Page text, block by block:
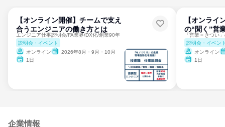
【オンライン開催】チームで支え
合うエンジニアの働き方とは
エンジニア仕事説明会/FA業界/DX化/創業90年
説明会・イベント
オンライン
2026年8月・9月・10月
1日
【オンライ
の“聞く”営
説明会・イベン
オンライン
1日
企業情報